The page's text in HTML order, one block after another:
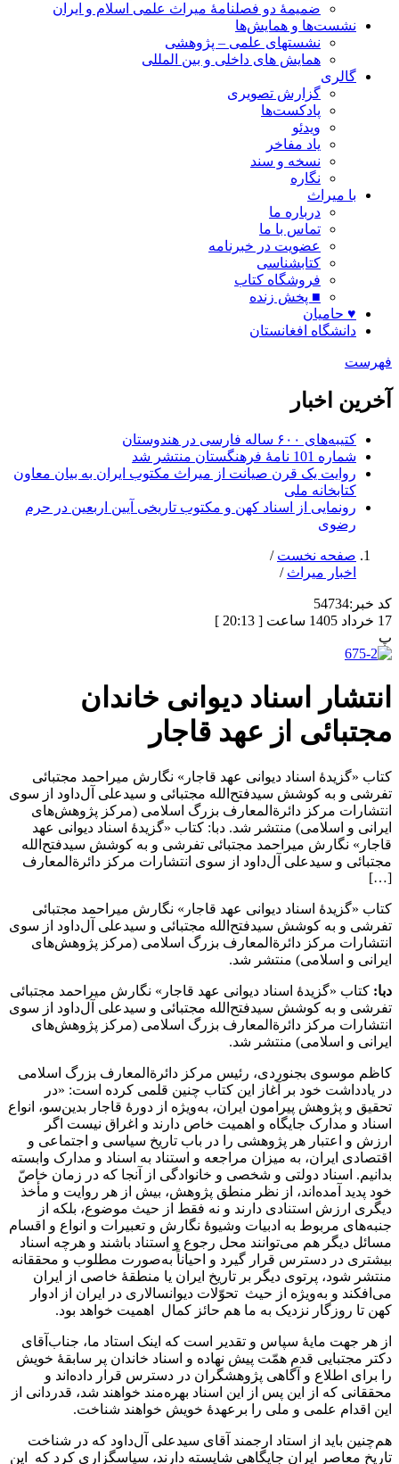
ضمیمۀ دو فصلنامۀ میراث علمی اسلام و ایران
نشست‌ها و همایش‌ها
نشستهای علمی – پژوهشی
همایش های داخلی و بین المللی
گالری
گزارش تصویری
پادکست‌ها
ویدئو
یاد مفاخر
نسخه و سند
نگاره
با میراث
درباره ما
تماس با ما
عضویت در خبرنامه
کتابشناسی
فروشگاه کتاب
■ پخش زنده
♥ حامیان
دانشگاه افغانستان
فهرست
آخرین اخبار
کتیبه‌های ۶۰۰ ساله فارسی در هندوستان
شماره 101 نامۀ فرهنگستان منتشر شد
روایت یک قرن صیانت از میراث مکتوب ایران به بیان معاون
کتابخانه ملی
رونمایی از اسناد کهن و مکتوب تاریخی آیین اربعین در حرم
رضوی
صفحه نخست /
اخبار میراث /
کد خبر:54734
17 خرداد 1405 ساعت [ 20:13 ]
پ
انتشار اسناد دیوانی خاندان
مجتبائی از عهد قاجار
کتاب «گزیدۀ اسناد دیوانی عهد قاجار» نگارش میراحمد مجتبائی
‌تفرشی و به کوشش سیدفتح‌الله مجتبائی و سیدعلی‌ آل‌داود از سوی
انتشارات مرکز دائرة‌المعارف بزرگ اسلامی (مرکز پژوهش‌های
ایرانی و اسلامی) منتشر ‌شد. دبا: کتاب «گزیدۀ اسناد دیوانی عهد
قاجار» نگارش میراحمد مجتبائی ‌تفرشی و به کوشش سیدفتح‌الله
مجتبائی و سیدعلی‌ آل‌داود از سوی انتشارات مرکز دائرة‌المعارف
[…]
کتاب «گزیدۀ اسناد دیوانی عهد قاجار» نگارش میراحمد مجتبائی
‌تفرشی و به کوشش سیدفتح‌الله مجتبائی و سیدعلی‌ آل‌داود از سوی
انتشارات مرکز دائرة‌المعارف بزرگ اسلامی (مرکز پژوهش‌های
ایرانی و اسلامی) منتشر ‌شد.
دبا: کتاب «گزیدۀ اسناد دیوانی عهد قاجار» نگارش میراحمد مجتبائی
‌تفرشی و به کوشش سیدفتح‌الله مجتبائی و سیدعلی‌ آل‌داود از سوی
انتشارات مرکز دائرة‌المعارف بزرگ اسلامی (مرکز پژوهش‌های
ایرانی و اسلامی) منتشر ‌شد.
کاظم موسوی بجنوردی، رئیس مرکز دائرة‌المعارف بزرگ اسلامی
در یادداشت خود بر آغاز این کتاب چنین قلمی کرده است: «در
تحقیق و پژوهش پیرامون ایران، به‌ویژه از دورۀ قاجار بدین‌سو، انواع
اسناد و مدارک جایگاه و اهمیت خاص دارند و اغراق نیست اگر
ارزش و اعتبار هر پژوهشی را در باب تاریخ سیاسی و اجتماعی و
اقتصادی ایران، به میزان مراجعه و استناد به اسناد و مدارک وابسته
بدانیم. اسناد دولتی و شخصی و خانوادگی از آنجا که در زمان خاصّ
خود پدید آمده‌اند، از نظر منطق پژوهش، بیش از هر روایت و مأخذ
دیگری ارزش استنادی دارند و نه فقط از حیث موضوع، بلکه از
جنبه‌های مربوط به ادبیات وشیوۀ نگارش و تعبیرات و انواع و اقسام
مسائل دیگر هم می‌توانند محل رجوع و استناد باشند و هرچه اسناد
بیشتری در دسترس قرار گیرد و احیاناً به‌صورت‌ مطلوب و محققانه
منتشر شود، پرتوی دیگر بر تاریخ ایران یا منطقۀ خاصی از ایران
می‌افکند و به‌ویژه از حیث تحوّلات دیوانسالاری در ایران از ادوار
کهن تا روزگار نزدیک به ما هم حائز کمال اهمیت خواهد بود.
از هر جهت مایۀ سپاس و تقدیر است که اینک استاد ما، جناب‌آقای
دکتر مجتبایی قدم همّت پیش نهاده و اسناد خاندان پر سابقۀ خویش
را برای اطلاع و آگاهی پژوهشگران در دسترس قرار داده‌اند و
محققانی که از این پس از این اسناد بهره‌مند خواهند شد، قدردانی از
این اقدام علمی و ملی را برعهدۀ خویش خواهند شناخت.
هم‌چنین باید از استاد ارجمند آقای سیدعلی آل‌داود که در شناخت
تاریخ معاصر ایران جایگاهی شایسته دارند، سپاسگزاری کرد که این